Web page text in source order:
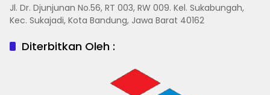
Jl. Dr. Djunjunan No.56, RT 003, RW 009. Kel. Sukabungah,
Kec. Sukajadi, Kota Bandung, Jawa Barat 40162
Diterbitkan Oleh :